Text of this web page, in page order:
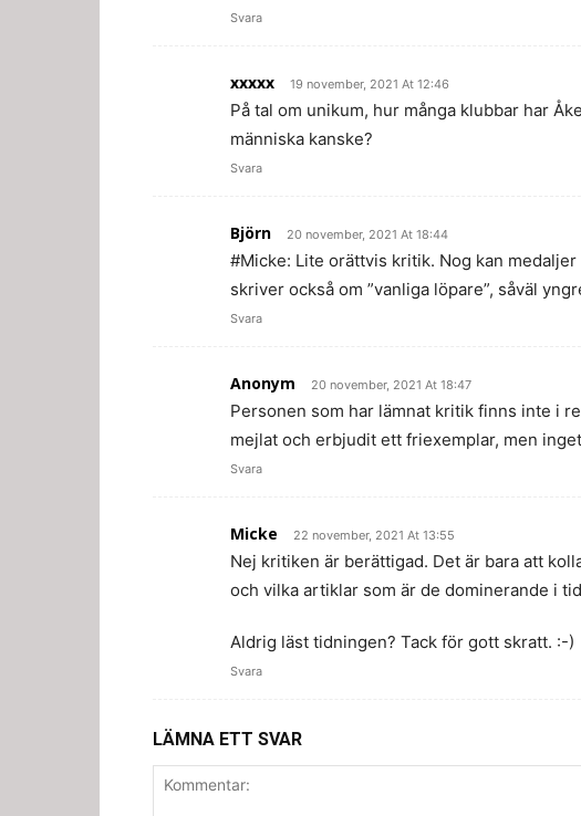
Svara
xxxxx 19 november, 2021 At 12:46
På tal om unikum, hur många klubbar har
människa kanske?
Svara
Björn 20 november, 2021 At 18:44
#Micke: Lite orättvis kritik. Nog kan
skriver också om ”vanliga löpare”, såväl
Svara
Anonym 20 november, 2021 At 18:47
Personen som har lämnat kritik finns inte i
mejlat och erbjudit ett friexemplar, men
Svara
Micke 22 november, 2021 At 13:55
Nej kritiken är berättigad. Det är bara att
och vilka artiklar som är de dominerande i
Aldrig läst tidningen? Tack för gott skratt. :-)
Svara
LÄMNA ETT SVAR